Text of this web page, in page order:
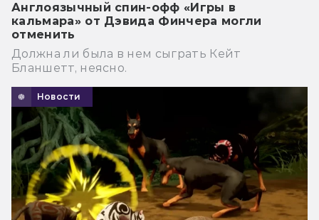
Англоязычный спин-офф «Игры в
кальмара» от Дэвида Финчера могли
отменить
Должна ли была в нем сыграть Кейт
Бланшетт, неясно.
Новости